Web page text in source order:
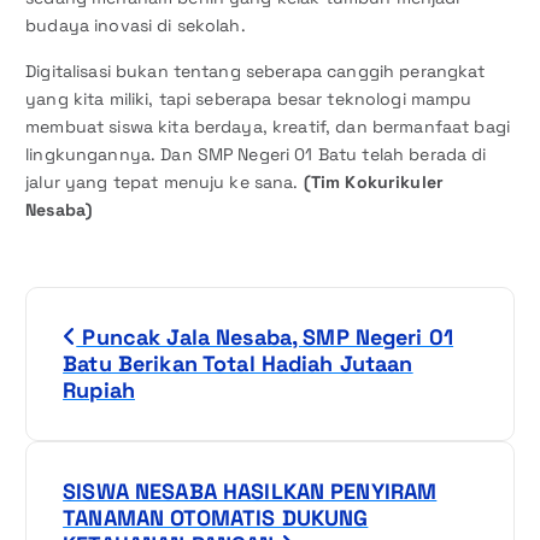
budaya inovasi di sekolah.
Digitalisasi bukan tentang seberapa canggih perangkat
yang kita miliki, tapi seberapa besar teknologi mampu
membuat siswa kita berdaya, kreatif, dan bermanfaat bagi
lingkungannya. Dan SMP Negeri 01 Batu telah berada di
jalur yang tepat menuju ke sana. (Tim Kokurikuler
Nesaba)
Puncak Jala Nesaba, SMP Negeri 01
Batu Berikan Total Hadiah Jutaan
Rupiah
SISWA NESABA HASILKAN PENYIRAM
TANAMAN OTOMATIS DUKUNG